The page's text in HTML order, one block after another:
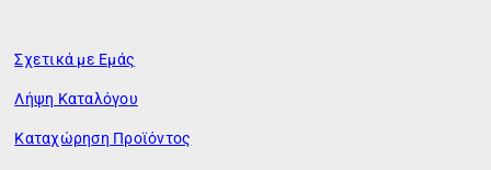
Σχετικά με Εμάς
Λήψη Καταλόγου
Καταχώρηση Προϊόντος